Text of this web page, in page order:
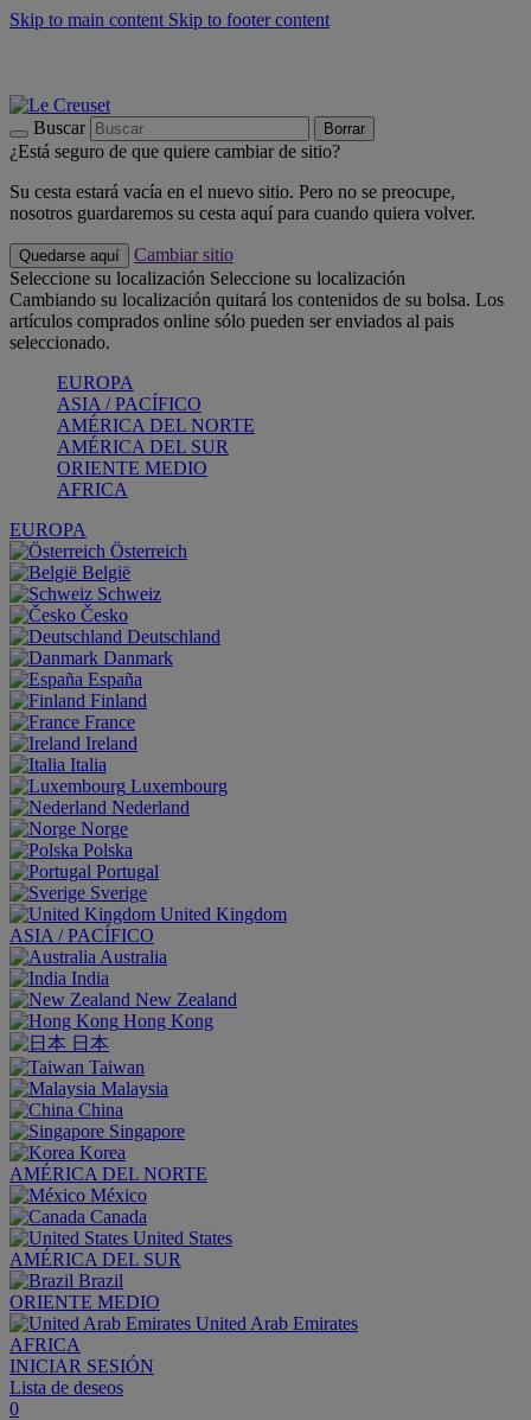
Skip to main content Skip to footer content
Buscar Borrar
¿Está seguro de que quiere cambiar de sitio?
Su cesta estará vacía en el nuevo sitio. Pero no se preocupe,
nosotros guardaremos su cesta aquí para cuando quiera volver.
Quedarse aquí
Cambiar sitio
Seleccione su localización Seleccione su localización
Cambiando su localización quitará los contenidos de su bolsa. Los
artículos comprados online sólo pueden ser enviados al pais
seleccionado.
EUROPA
ASIA / PACÍFICO
AMÉRICA DEL NORTE
AMÉRICA DEL SUR
ORIENTE MEDIO
AFRICA
EUROPA
Österreich
België
Schweiz
Česko
Deutschland
Danmark
España
Finland
France
Ireland
Italia
Luxembourg
Nederland
Norge
Polska
Portugal
Sverige
United Kingdom
ASIA / PACÍFICO
Australia
India
New Zealand
Hong Kong
日本
Taiwan
Malaysia
China
Singapore
Korea
AMÉRICA DEL NORTE
México
Canada
United States
AMÉRICA DEL SUR
Brazil
ORIENTE MEDIO
United Arab Emirates
AFRICA
INICIAR SESIÓN
Lista de deseos
0